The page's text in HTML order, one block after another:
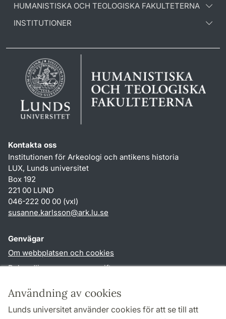
Användning av cookies
Lunds universitet använder cookies för att se till att
HUMANISTISKA OCH TEOLOGISKA FAKULTETERNA
INSTITUTIONER
Kontakta oss
Institutionen för Arkeologi och antikens historia
LUX, Lunds universitet
Box 192
221 00 LUND
046-222 00 00 (vxl)
susanne.karlsson@ark.lu.se
Genvägar
Om webbplatsen och cookies
Behandling av personuppgifter
TYPO3-login